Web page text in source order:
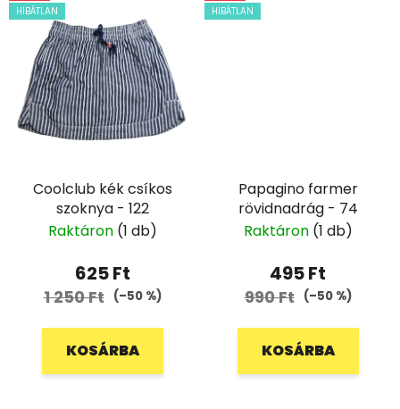
HIBÁTLAN
Coolclub kék csíkos
szoknya - 122
Raktáron (1 db)
625 Ft
1 250 Ft (–50 %)
KOSÁRBA
HIBÁTLAN
Papagino farmer
rövidnadrág - 74
Raktáron (1 db)
495 Ft
990 Ft (–50 %)
KOSÁRBA